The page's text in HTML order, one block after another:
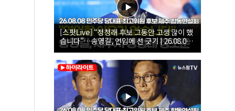
[스팟Live] “정청래 후보 그동안 고생 많이 했
습니다”…송영길, 연임에 선 긋기 | 26.08.08
더불어민주당 당대표·최고위원 후보 제주 합
동연설회